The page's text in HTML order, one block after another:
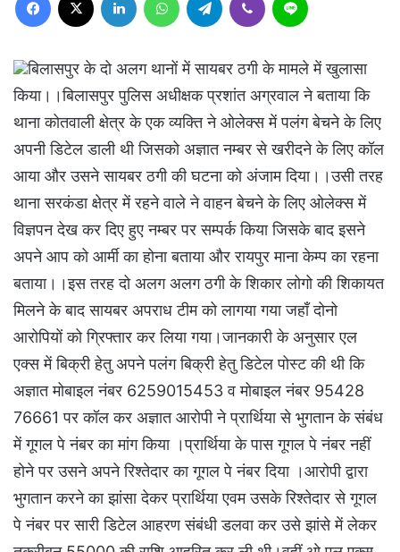
बिलासपुर के दो अलग थानों में सायबर ठगी के मामले में खुलासा
किया।।बिलासपुर पुलिस अधीक्षक प्रशांत अग्रवाल ने बताया कि
थाना कोतवाली क्षेत्र के एक व्यक्ति ने ओलेक्स में पलंग बेचने के लिए
अपनी डिटेल डाली थी जिसको अज्ञात नम्बर से खरीदने के लिए कॉल
आया और उसने सायबर ठगी की घटना को अंजाम दिया।।उसी तरह
थाना सरकंडा क्षेत्र में रहने वाले ने वाहन बेचने के लिए ओलेक्स में
विज्ञपन देख कर दिए हुए नम्बर पर सम्पर्क किया जिसके बाद इसने
अपने आप को आर्मी का होना बताया और रायपुर माना केम्प का रहना
बताया।।इस तरह दो अलग अलग ठगी के शिकार लोगो की शिकायत
मिलने के बाद सायबर अपराध टीम को लागया गया जहाँ दोनो
आरोपियों को ग्रिफ्तार कर लिया गया।जानकारी के अनुसार एल
एक्स में बिक्री हेतु अपने पलंग बिक्री हेतु डिटेल पोस्ट की थी कि
अज्ञात मोबाइल नंबर 6259015453 व मोबाइल नंबर 95428
76661 पर कॉल कर अज्ञात आरोपी ने प्रार्थिया से भुगतान के संबंध
में गूगल पे नंबर का मांग किया ।प्रार्थिया के पास गूगल पे नंबर नहीं
होने पर उसने अपने रिश्तेदार का गूगल पे नंबर दिया ।आरोपी द्वारा
भुगतान करने का झांसा देकर प्रार्थिया एवम उसके रिश्तेदार से गूगल
पे नंबर पर सारी डिटेल आहरण संबंधी डलवा कर उसे झांसे में लेकर